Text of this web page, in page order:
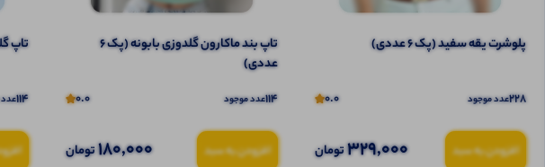
پلوشرت یقه سفید (پک 6 عددی)
228عدد موجود 0.0
افزودن به سبد 329,000تومان
تاپ بند ماکارون گلدوزی بابونه (پک 6
عددی)
114عدد موجود 0.0
افزودن به سبد 180,000تومان
تاپ
114